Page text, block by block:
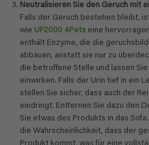
Neutralisieren Sie den Geruch mit
Falls der Geruch bestehen bleibt,
wie UF2000 4Petseine
enthält Enzyme, die die
abbauen, anstatt sie nur zu
die betroffene Stelle und lassen
einwirken. Falls der Urin tief in ein
stellen Sie sicher, dass auch der
eindringt. Entfernen Sie dazu den
Sie etwas des Produkts in das
die Wahrscheinlichkeit, dass der